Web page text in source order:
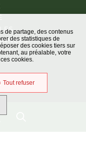
de partage, des contenus
des statistiques de
des cookies tiers sur
au préalable, votre
cookies.
Tout refuser
cours